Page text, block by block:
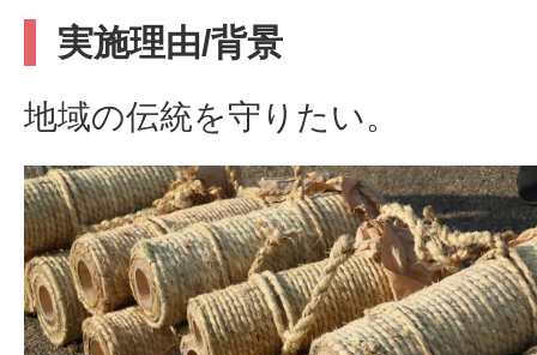
実施理由/背景
地域の伝統を守りたい。